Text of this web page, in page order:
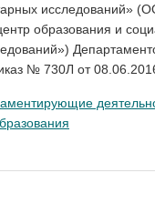
исследований»
образования и
№ 730Л от